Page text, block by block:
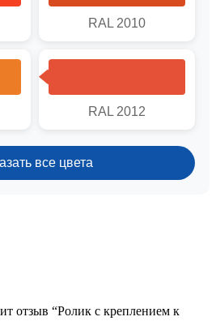
RAL 2010
RAL 2012
все цвета
отзыв “Ролик с креплением к